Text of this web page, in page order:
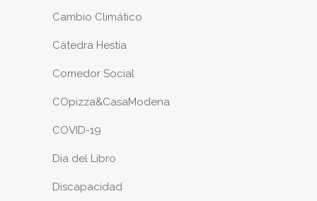
Cambio Climático
Cátedra Hestia
Comedor Social
COpizza&CasaModena
COVID-19
Día del Libro
Discapacidad